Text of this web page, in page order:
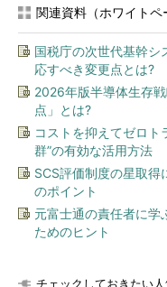
関連資料（ホワイトペ
国税庁の次世代基幹シ
応すべき変更点とは?
2026年版半導体生存
点」とは?
コストを抑えてゼロ
群”の有効な活用方法
SCS評価制度の星取得
のポイント
元富士通の責任者に学
ためのヒント
チェックしておきたい